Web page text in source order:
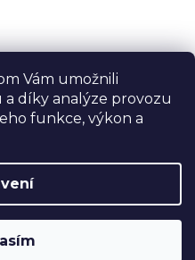
Vám umožnili
díky analýze provozu
funkce, výkon a
Shoptet
Všechna práva vyhrazena.